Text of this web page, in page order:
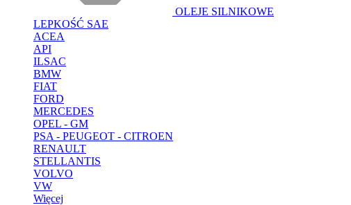
OLEJE SILNIKOWE
LEPKOŚĆ SAE
ACEA
API
ILSAC
BMW
FIAT
FORD
MERCEDES
OPEL - GM
PSA - PEUGEOT - CITROEN
RENAULT
STELLANTIS
VOLVO
VW
Więcej